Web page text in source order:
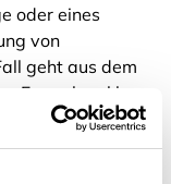
oder eines
von
geht aus dem
Formulars klar